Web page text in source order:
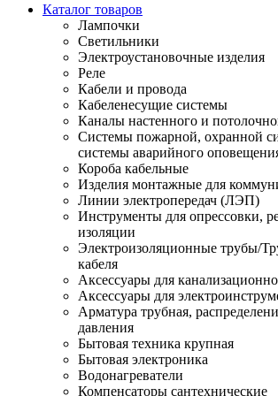
Каталог товаров
Лампочки
Светильники
Электроустановочные изделия
Реле
Кабели и провода
Кабеленесущие системы
Каналы настенного и
Системы пожарной, охранной
системы аварийного
Короба кабельные
Изделия монтажные для
Линии электропередач (ЛЭП)
Инструменты для опрессовки,
изоляции
Электроизоляционные трубы/
кабеля
Аксессуары для
Аксессуары для
Арматура трубная,
давления
Бытовая техника крупная
Бытовая электроника
Водонагреватели
Компенсаторы сантехнические